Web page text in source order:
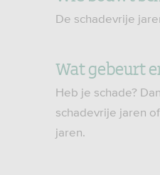
De schadevrije
Wat gebeurt
Heb je schade?
schadevrije jaren
jaren.